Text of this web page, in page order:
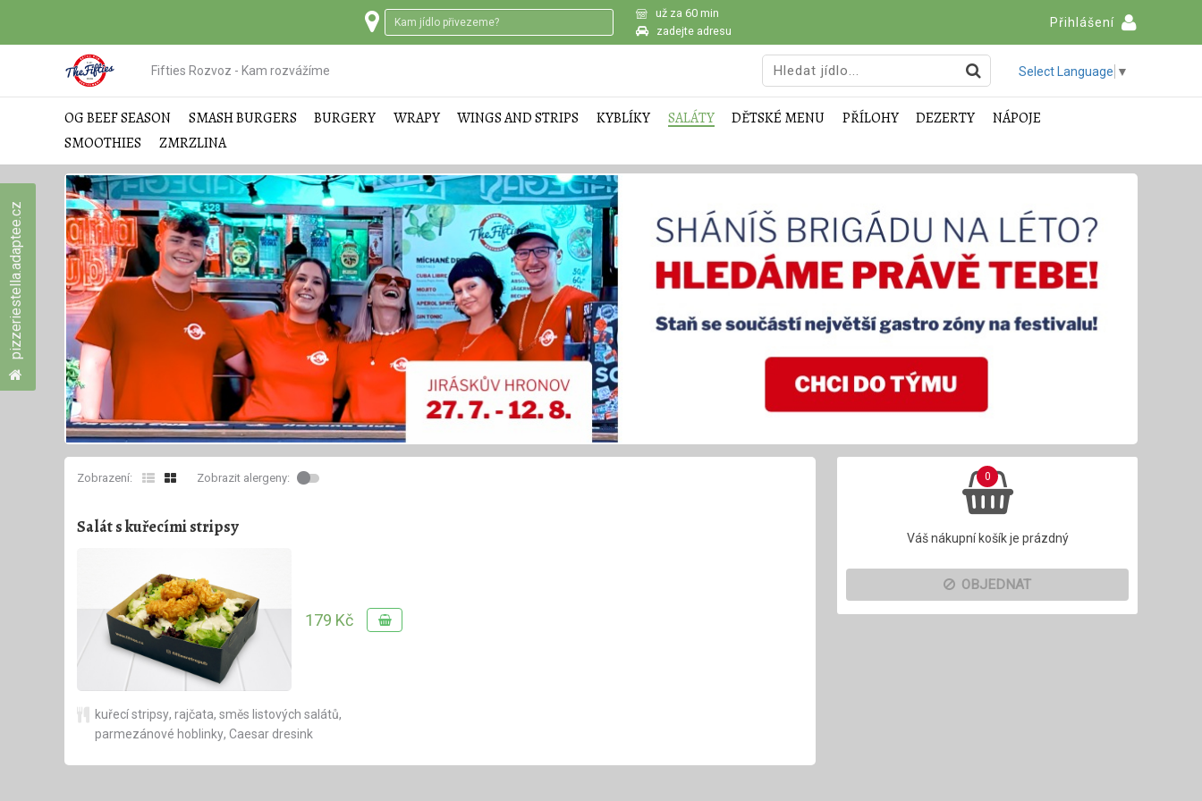
už za 60 min
zadejte adresu
Přihlášení
Fifties Rozvoz - Kam rozvážíme Select Language ▼
OG BEEF SEASON SMASH BURGERS BURGERY WRAPY WINGS AND STRIPS KYBLÍKY SALÁTY DĚTSKÉ MENU PŘÍLOHY DEZERTY
NÁPOJE
SMOOTHIES
ZMRZLINA
Zobrazení: Zobrazit alergeny:
Salát s kuřecími stripsy
179 Kč
kuřecí stripsy, rajčata, směs listových salátů,
parmezánové hoblinky, Caesar dresink
0
Váš nákupní košík je prázdný
OBJEDNAT
pizzeriestella.adaptee.cz